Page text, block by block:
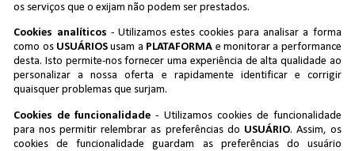
os serviços que o exijam não podem ser prestados.
Cookies analíticos - Utilizamos estes cookies para analisar a forma
como os USUÁRIOS usam a PLATAFORMA e monitorar a performance
desta. Isto permite-nos fornecer uma experiência de alta qualidade ao
personalizar a nossa oferta e rapidamente identificar e corrigir
quaisquer problemas que surjam.
Cookies de funcionalidade - Utilizamos cookies de funcionalidade
para nos permitir relembrar as preferências do USUÁRIO. Assim, os
cookies de funcionalidade guardam as preferências do usuário